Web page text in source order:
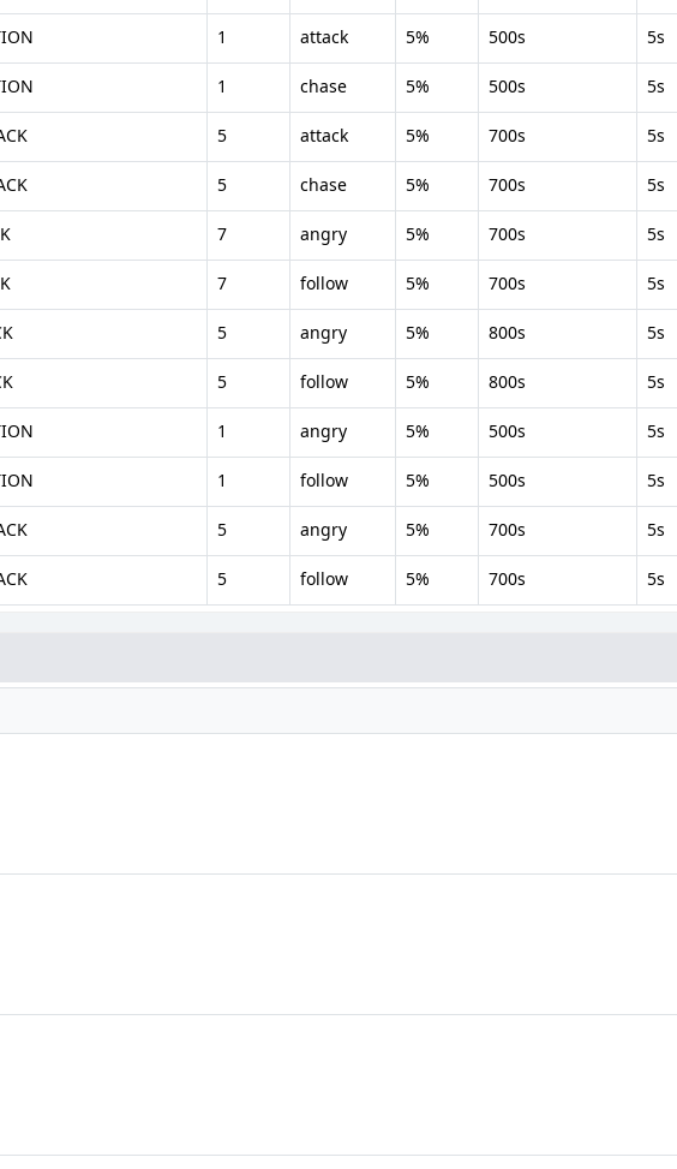
1 attack 5% 500s 5s
1 chase 5% 500s 5s
5 attack 5% 700s 5s
5 chase 5% 700s 5s
7 angry 5% 700s 5s
7 follow 5% 700s 5s
5 angry 5% 800s 5s
5 follow 5% 800s 5s
1 angry 5% 500s 5s
1 follow 5% 500s 5s
5 angry 5% 700s 5s
5 follow 5% 700s 5s